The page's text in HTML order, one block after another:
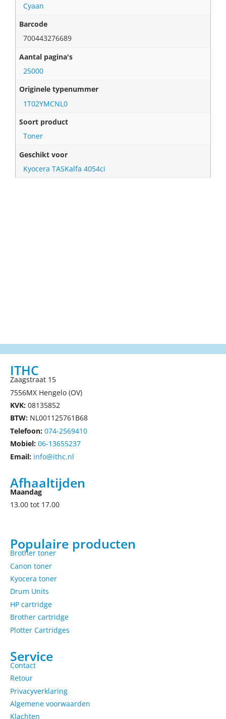
Cyaan
Barcode
700443276689
Aantal pagina's
25000
Originele typenummer
1T02YMCNL0
Soort product
Toner
Geschikt voor
Kyocera TASKalfa 4054ci
ITHC
Zaagstraat 15
7556MX Hengelo (OV)
KVK: 08135852
BTW: NL001125761B68
Telefoon: 074-2569410
Mobiel: 06-13655237
Email: info@ithc.nl
Afhaaltijden
Maandag
13.00 tot 17.00
Populaire producten
Brother toner
Canon toner
Kyocera toner
Drum Units
HP cartridge
Brother cartridge
Plotter Cartridges
Service
Contact
Retour
Privacyverklaring
Algemene voorwaarden
Klachten